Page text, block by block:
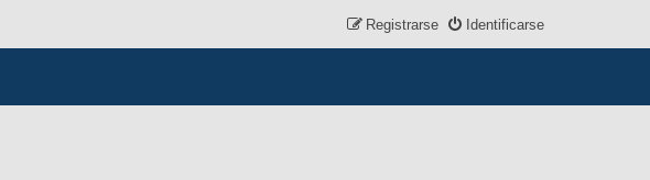
Identificarse
Registrarse